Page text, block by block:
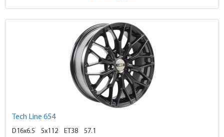
Tech Line 654
D16x6.5 5x112 ET38
57.1